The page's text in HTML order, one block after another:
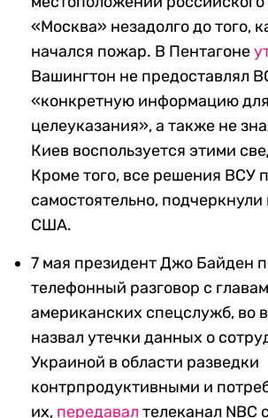
«Москва» незадолго до того,
начался пожар. В Пентагоне
Вашингтон не предоставлял
«конкретную информацию для
целеуказания», а также не
Киев воспользуется этими
Кроме того, все решения ВСУ
самостоятельно,
США.
7 мая президент Джо Байден
телефонный разговор с
американских спецслужб, во
назвал утечки данных о
Украиной в области разведки
контрпродуктивными и
их, передавал телеканал NBC